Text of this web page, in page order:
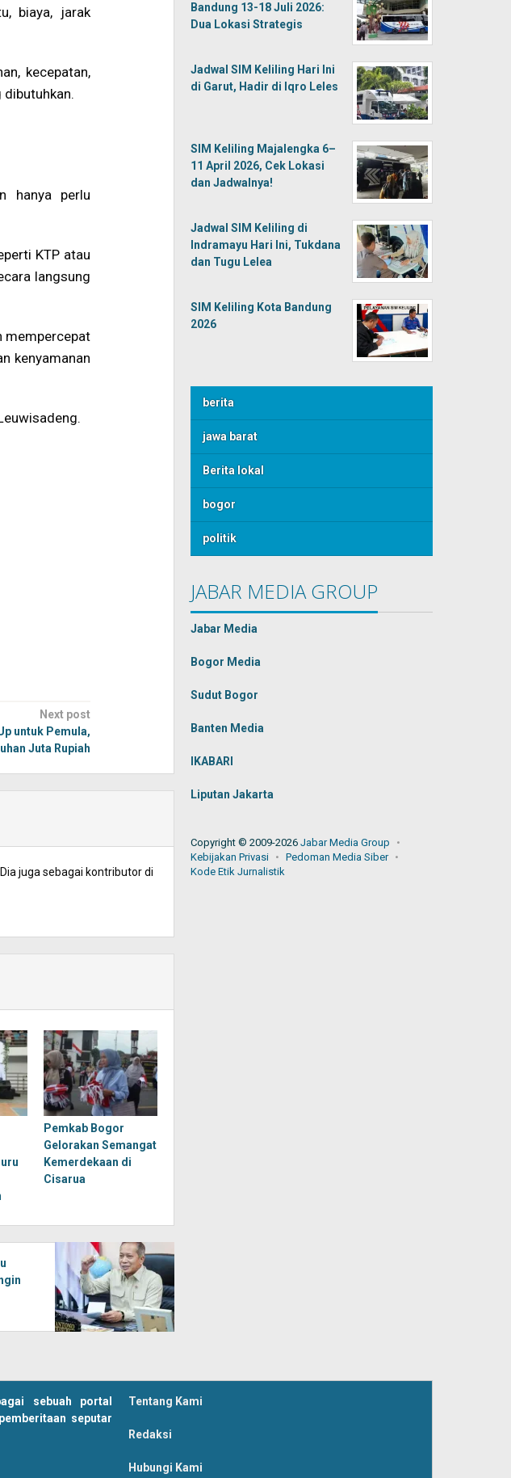
biaya, jarak
kecepatan,
hanya perlu
KTP atau
langsung
mempercepat
kenyamanan
Next post
untuk Pemula,
Juta Rupiah
juga sebagai kontributor di
Pemkab Bogor
Gelorakan Semangat
Kemerdekaan di
Cisarua
Bandung 13-18 Juli 2026:
Dua Lokasi Strategis
Jadwal SIM Keliling Hari Ini
di Garut, Hadir di Iqro Leles
SIM Keliling Majalengka 6–
11 April 2026, Cek Lokasi
dan Jadwalnya!
Jadwal SIM Keliling di
Indramayu Hari Ini, Tukdana
dan Tugu Lelea
SIM Keliling Kota Bandung
2026
berita
jawa barat
Berita lokal
bogor
politik
JABAR MEDIA GROUP
Jabar Media
Bogor Media
Sudut Bogor
Banten Media
IKABARI
Liputan Jakarta
Copyright © 2009-2026Jabar Media Group
Kebijakan Privasi
Pedoman Media Siber
Kode Etik Jurnalistik
sebuah portal
seputar
Tentang Kami
Redaksi
Hubungi Kami